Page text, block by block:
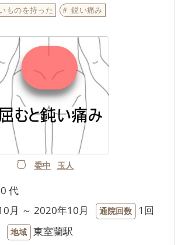
ものを持った 鋭い痛み
委中 玉人
代
月 ～ 2020年10月 通院回数 1回
地域 東室蘭駅